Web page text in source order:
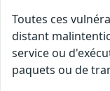
Toutes ces
distant
service ou
paquets ou de